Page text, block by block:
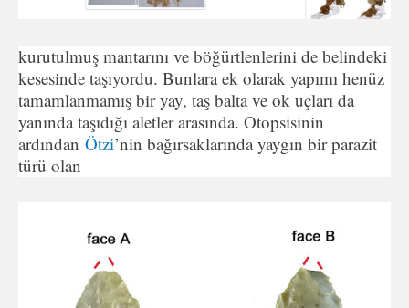
kurutulmuş mantarını ve böğürtlenlerini de belindeki
kesesinde taşıyordu. Bunlara ek olarak yapımı henüz
tamamlanmamış bir yay, taş balta ve ok uçları da
yanında taşıdığı aletler arasında. Otopsisinin
ardından Ötzi’nin bağırsaklarında yaygın bir parazit
türü olan